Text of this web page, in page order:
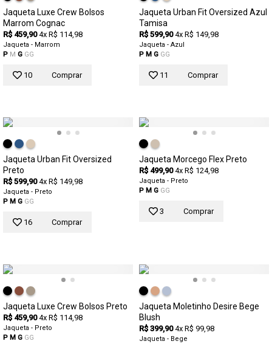
Jaqueta Luxe Crew Bolsos
Marrom Cognac
R$ 459,90 4x R$ 114,98
Jaqueta - Marrom
P M G GG
10 Comprar
Jaqueta Urban Fit Oversized Azul
Tamisa
R$ 599,90 4x R$ 149,98
Jaqueta - Azul
P M G GG
11 Comprar
Jaqueta Urban Fit Oversized
Preto
R$ 599,90 4x R$ 149,98
Jaqueta - Preto
P M G GG
16 Comprar
Jaqueta Morcego Flex Preto
R$ 499,90 4x R$ 124,98
Jaqueta - Preto
P M G GG
3 Comprar
Jaqueta Luxe Crew Bolsos Preto
R$ 459,90 4x R$ 114,98
Jaqueta - Preto
P M G GG
Jaqueta Moletinho Desire Bege
Blush
R$ 399,90 4x R$ 99,98
Jaqueta - Bege